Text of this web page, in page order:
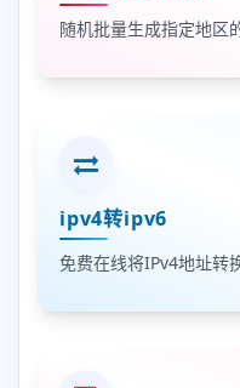
随机批量生成指定地区
ipv4转ipv6
免费在线将IPv4地址转